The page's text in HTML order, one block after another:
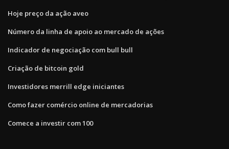
Hoje preço da ação aveo
Número da linha de apoio ao mercado de ações
Indicador de negociação com bull bull
Criação de bitcoin gold
Investidores merrill edge iniciantes
Como fazer comércio online de mercadorias
Comece a investir com 100